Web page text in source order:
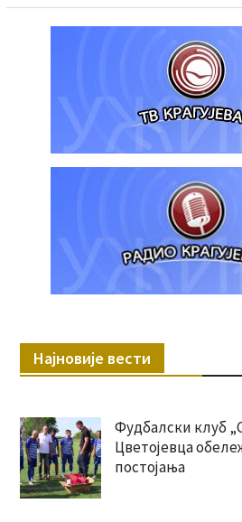
Најновије вести
Фудбалски клуб
Цветојевца
постојања